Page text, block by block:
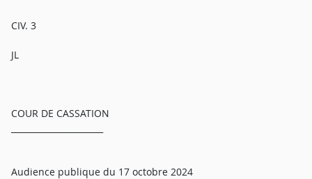
CIV. 3
JL
COUR DE CASSATION
Audience publique du 17 octobre 2024